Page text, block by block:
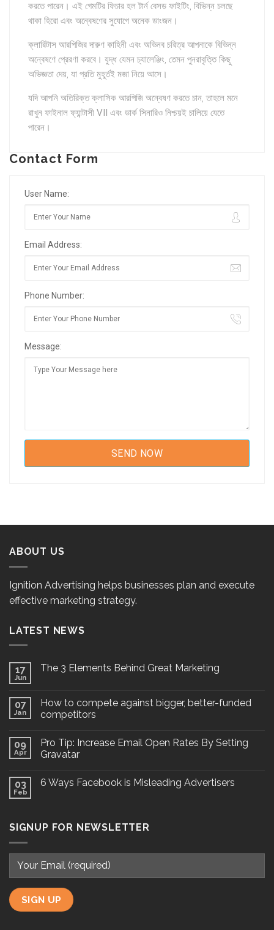
করতে পারেন। এই গেমটির ফিচার হল টার্ন বেসড ফাইটিং, বিভিন্ন চলছে
থাকা হিরো এবং অন্বেষণের সুযোগে অনেক ডাংজন।
ক্লারিটাস আরপিজির দারুণ কাহিনী এবং অভিনব চরিত্র আপনাকে বিভিন্ন
অন্বেষণে প্রেরণা করবে। যুদ্ধ যেমন চ্যালেঞ্জিং, তেমন পুনরাবৃত্তি কিছু
অভিজ্ঞতা দেয়, যা প্রতি মুহূর্তই মজা নিয়ে আসে।
যদি আপনি অতিরিক্ত ক্লাসিক আরপিজি অন্বেষণ করতে চান, তাহলে মনে
রাখুন ফাইনাল ফ্যান্টাসী VII এবং ডার্ক সিনারিও নিশ্চয়ই চালিয়ে যেতে
পারেন।
Contact Form
User Name:
Email Address:
Phone Number:
Message:
ABOUT US
Ignition Advertising helps businesses plan and execute
effective marketing strategy.
LATEST NEWS
17
Jun
The 3 Elements Behind Great Marketing
07
Jan
How to compete against bigger, better-funded
competitors
09
Apr
Pro Tip: Increase Email Open Rates By Setting
Gravatar
03
Feb
6 Ways Facebook is Misleading Advertisers
SIGNUP FOR NEWSLETTER